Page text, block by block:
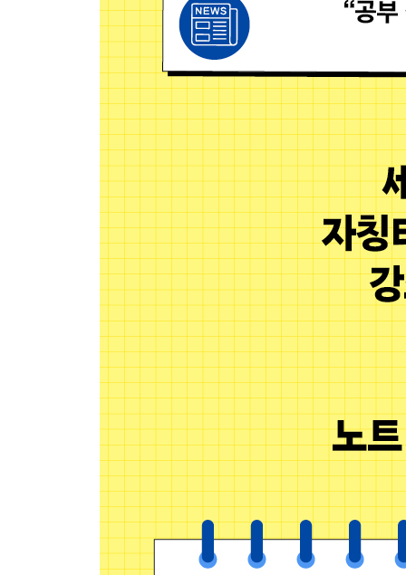
1. 코넬 노트가 뭐예요?
2. 코넬 노트는 어떻게 써요?
3. 코넬 노트는 어떻게 활용해요?
내가 쓰는 날단배궁 노트
[책속의 책] 연습 교과서
《사회》
5-1 《지리》 영역
Ⅰ. 국토와 우리 생활
2. 우리 국토의 자연환경
(1) 우리나라에서 볼 수 있는 다양한 지형에 대해
(2) 우리나라의 산지, 하천, 평야, 해안의 특징에 대
(3) 우리나라 기후의 특징에 대해 설명해 볼까요?
5-2 《역사》 영역
Ⅰ. 옛 사람들의 삶과 문화